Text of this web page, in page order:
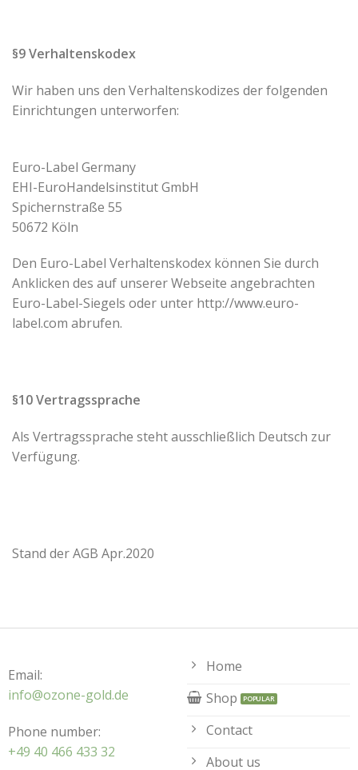
§9 Verhaltenskodex
Wir haben uns den Verhaltenskodizes der folgenden
Einrichtungen unterworfen:
Euro-Label Germany
EHI-EuroHandelsinstitut GmbH
Spichernstraße 55
50672 Köln
Den Euro-Label Verhaltenskodex können Sie durch
Anklicken des auf unserer Webseite angebrachten
Euro-Label-Siegels oder unter http://www.euro-
label.com abrufen.
§10 Vertragssprache
Als Vertragssprache steht ausschließlich Deutsch zur
Verfügung.
Stand der AGB Apr.2020
Email:
info@ozone-gold.de
Phone number:
+49 40 466 433 32
Home
Shop
Contact
About us